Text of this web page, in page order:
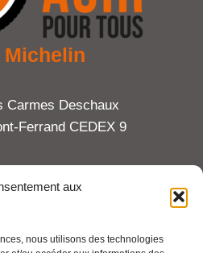
aux
nous utilisons des technologies
Michelin
Carmes Deschaux
Ferrand CEDEX 9
65 27 23 81